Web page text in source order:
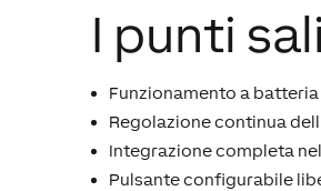
I punti
Funzionamento a batteria
Regolazione continua
Integrazione completa
Pulsante configurabile